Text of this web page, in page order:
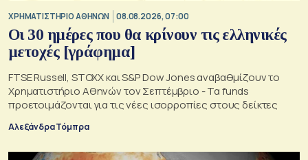
XΡΗΜΑΤΙΣΤΗΡΙΟ ΑΘΗΝΩΝ 08.08.2026, 07:00
Οι 30 ημέρες που θα κρίνουν τις ελληνικές
μετοχές [γράφημα]
FTSE Russell, STOXX και S&P Dow Jones αναβαθμίζουν το
Χρηματιστήριο Αθηνών τον Σεπτέμβριο - Τα funds
προετοιμάζονται για τις νέες ισορροπίες στους δείκτες
Αλεξάνδρα Τόμπρα